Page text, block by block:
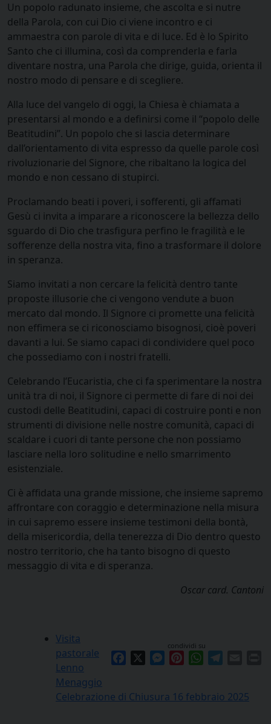
Un popolo radunato insieme, che ascolta e si nutre
della Parola, con cui Dio ci viene incontro e ci
ammaestra con parole di vita e di luce. Ed è lo Spirito
Santo che ci illumina, così da comprenderla e farla
diventare nostra, una Parola che dirige, guida, orienta il
nostro modo di pensare e di scegliere.
Alla luce del vangelo di oggi, la Chiesa è chiamata a
presentarsi al mondo e a definirsi come il “popolo delle
Beatitudini”. Un popolo che si lascia determinare
dall’orientamento di vita espresso da quelle parole così
rivoluzionarie del Signore, che ribaltano la logica del
mondo e non cessano di stupirci.
Proclamando beati i poveri, i sofferenti, gli affamati
Gesù ci invita a imparare a riconoscere la bellezza dello
sguardo di Dio che trasfigura perfino le fragilità e le
sofferenze della nostra vita, fino a trasformare il dolore
in speranza.
Siamo invitati a non cercare la felicità dentro tante
proposte illusorie che ci vengono vendute a buon
mercato dal mondo. Il Signore ci promette una felicità
non effimera se ci riconosciamo bisognosi, cioè poveri
davanti a lui. Se siamo capaci di condividere quel poco
che possediamo con i nostri fratelli.
Celebrando l’Eucaristia, che ci fa sperimentare la nostra
unità tra di noi, il Signore ci permette di fare di noi dei
custodi delle Beatitudini, capaci di costruire ponti e non
strumenti di divisione nelle nostre comunità, capaci di
scaldare i cuori di tante persone che non possiamo
lasciare nella loro solitudine e nello smarrimento
esistenziale.
Ci è affidata una grande missione, che insieme sapremo
affrontare con coraggio e determinazione nella misura
in cui sapremo essere insieme testimoni della bontà,
della misericordia, della tenerezza di Dio dentro questo
nostro territorio, che ha tanto bisogno di questo
messaggio di vita e di speranza.
Oscar card. Cantoni
condividi su
Facebook Messenger
PinterestWhatsApp
Visita
pastorale
Lenno
Menaggio
Celebrazione di Chiusura 16 febbraio 2025